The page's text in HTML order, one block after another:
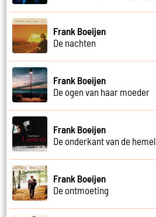
Frank Boeijen
De nachten
Frank Boeijen
De ogen van haar moeder
Frank Boeijen
De onderkant van de hemel
Frank Boeijen
De ontmoeting